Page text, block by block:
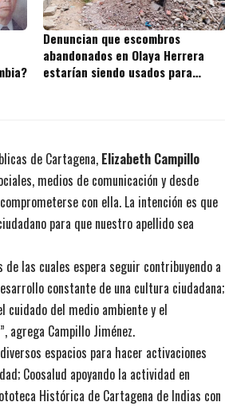
Denuncian que escombros
abandonados en Olaya Herrera
estarían siendo usados para
de Cartagena, Elizabeth Campillo
medios de comunicación y desde
con ella. La intención es que
para que nuestro apellido sea
las cuales espera seguir contribuyendo a
constante de una cultura ciudadana;
cuidado del medio ambiente y el
agrega Campillo Jiménez.
espacios para hacer activaciones
Coosalud apoyando la actividad en
Histórica de Cartagena de Indias con